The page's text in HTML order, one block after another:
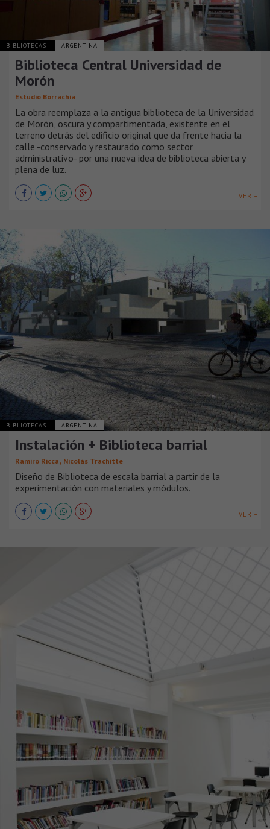
BIBLIOTECAS ARGENTINA
Biblioteca Central Universidad de
Morón
Estudio Borrachia
La obra reemplaza a la antigua biblioteca de la Universidad
de Morón, oscura y compartimentada, existente en el
terreno detrás del edificio original que da frente hacia la
calle -conservado y restaurado como sector
administrativo- por una nueva idea de biblioteca abierta y
plena de luz.
VER +
BIBLIOTECAS ARGENTINA
Instalación + Biblioteca barrial
Ramiro Ricca, Nicolás Trachitte
Diseño de Biblioteca de escala barrial a partir de la
experimentación con materiales y módulos.
VER +